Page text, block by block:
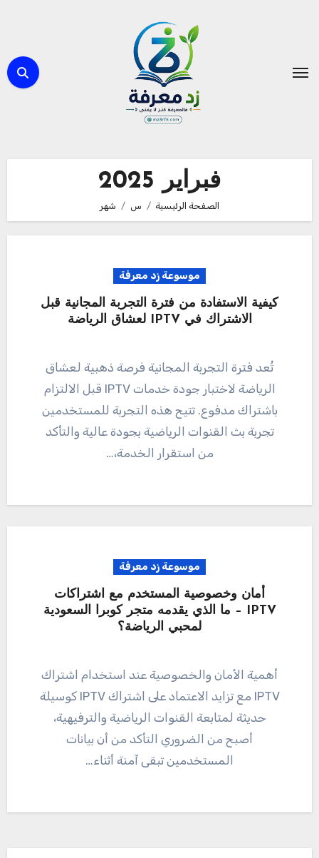
فبراير 2025
الصفحة الرئيسية س شهر
موسوعة زد معرفة
كيفية الاستفادة من فترة التجربة المجانية قبل
الاشتراك في IPTV لعشاق الرياضة
تُعد فترة التجربة المجانية فرصة ذهبية لعشاق
الرياضة لاختبار جودة خدمات IPTV قبل الالتزام
باشتراك مدفوع. تتيح هذه التجربة للمستخدمين
تجربة بث القنوات الرياضية بجودة عالية والتأكد
من استقرار الخدمة،…
موسوعة زد معرفة
أمان وخصوصية المستخدم مع اشتراكات
IPTV – ما الذي يقدمه متجر كوبرا السعودية
لمحبي الرياضة؟
أهمية الأمان والخصوصية عند استخدام اشتراك
IPTV مع تزايد الاعتماد على اشتراك IPTV كوسيلة
حديثة لمتابعة القنوات الرياضية والترفيهية،
أصبح من الضروري التأكد من أن بيانات
المستخدمين تبقى آمنة أثناء…